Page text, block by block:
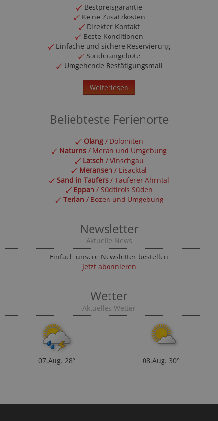
Bestpreisgarantie
Keine Zusatzkosten
Direkter Kontakt
Beste Konditionen
Einfache und sichere Reservierung
Sonderangebote
Umgehende Bestätigungsmail
Weiterlesen
Beliebteste Ferienorte
Olang/ Dolomiten
Naturns / Meran und Umgebung
Latsch / Vinschgau
Meransen / Eisacktal
Sand in Taufers / Tauferer Ahrntal
Eppan / Südtirols Süden
Terlan / Bozen und Umgebung
Newsletter
Aktuelle News
Einfach unsere Newsletter bestellen
Jetzt abonnieren
Wetter
Aktuelles Wetter
07.Aug. 28° 08.Aug. 30°